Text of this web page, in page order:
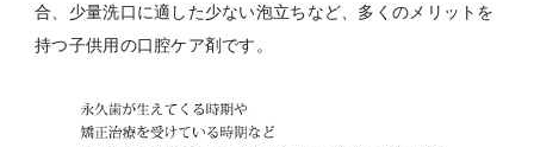
合、少量洗口に適した少ない泡立ちなど、多くのメリットを
持つ子供用の口腔ケア剤です。